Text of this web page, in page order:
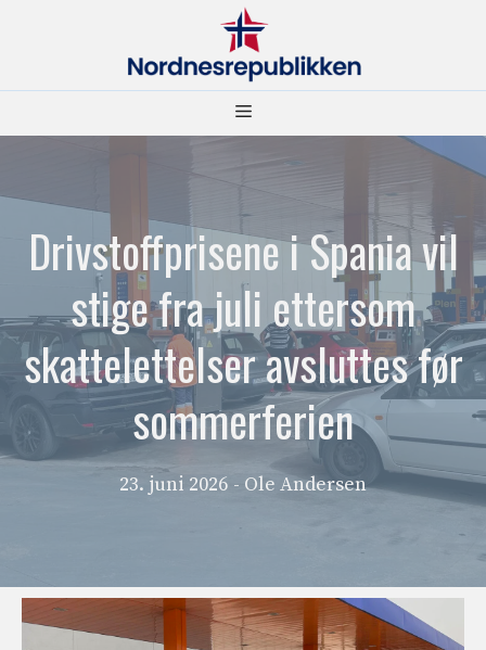
Meny
Drivstoffprisene i Spania vil
stige fra juli ettersom
skattelettelser avsluttes før
sommerferien
23. juni 2026 - Ole Andersen